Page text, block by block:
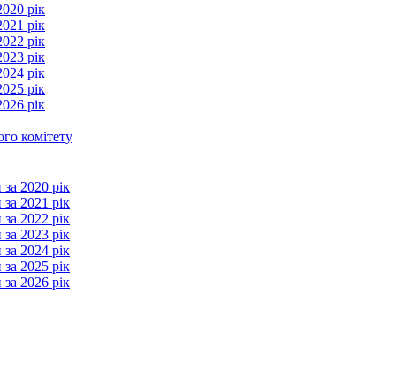
рік
рік
рік
рік
рік
рік
рік
комітету
2020 рік
2021 рік
2022 рік
2023 рік
2024 рік
2025 рік
2026 рік